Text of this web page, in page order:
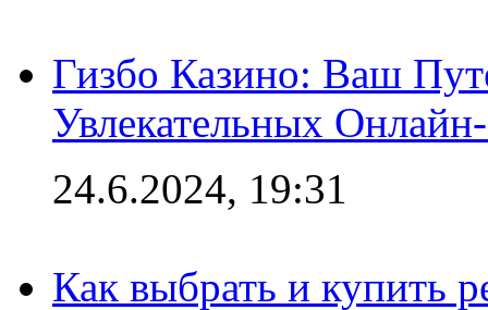
Гизбо Казино: Ваш
Увлекательных
24.6.2024, 19:31
Как выбрать и купить